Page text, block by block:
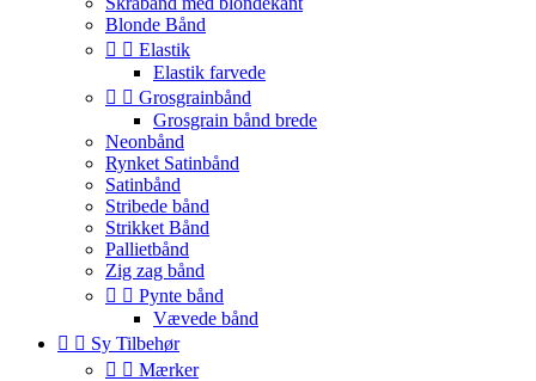
Blonde Bånd
  Elastik
Elastik farvede
  Grosgrainbånd
Grosgrain bånd brede
Neonbånd
Rynket Satinbånd
Satinbånd
Stribede bånd
Strikket Bånd
Pallietbånd
Zig zag bånd
  Pynte bånd
Vævede bånd
  Sy Tilbehør
  Mærker